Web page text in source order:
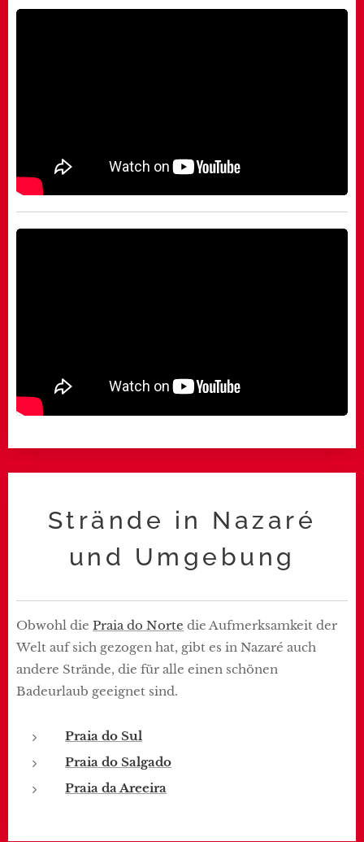
Strände in Nazaré
und Umgebung
Obwohl die Praia do Norte die Aufmerksamkeit der
Welt auf sich gezogen hat, gibt es in Nazaré auch
andere Strände, die für alle einen schönen
Badeurlaub geeignet sind.
Praia do Sul
Praia do Salgado
Praia da Areeira